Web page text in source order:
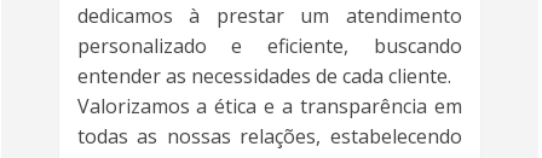
dedicamos à prestar um atendimento
personalizado e eficiente, buscando
entender as necessidades de cada cliente.
Valorizamos a ética e a transparência em
todas as nossas relações, estabelecendo